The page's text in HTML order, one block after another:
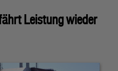
Leistung wieder